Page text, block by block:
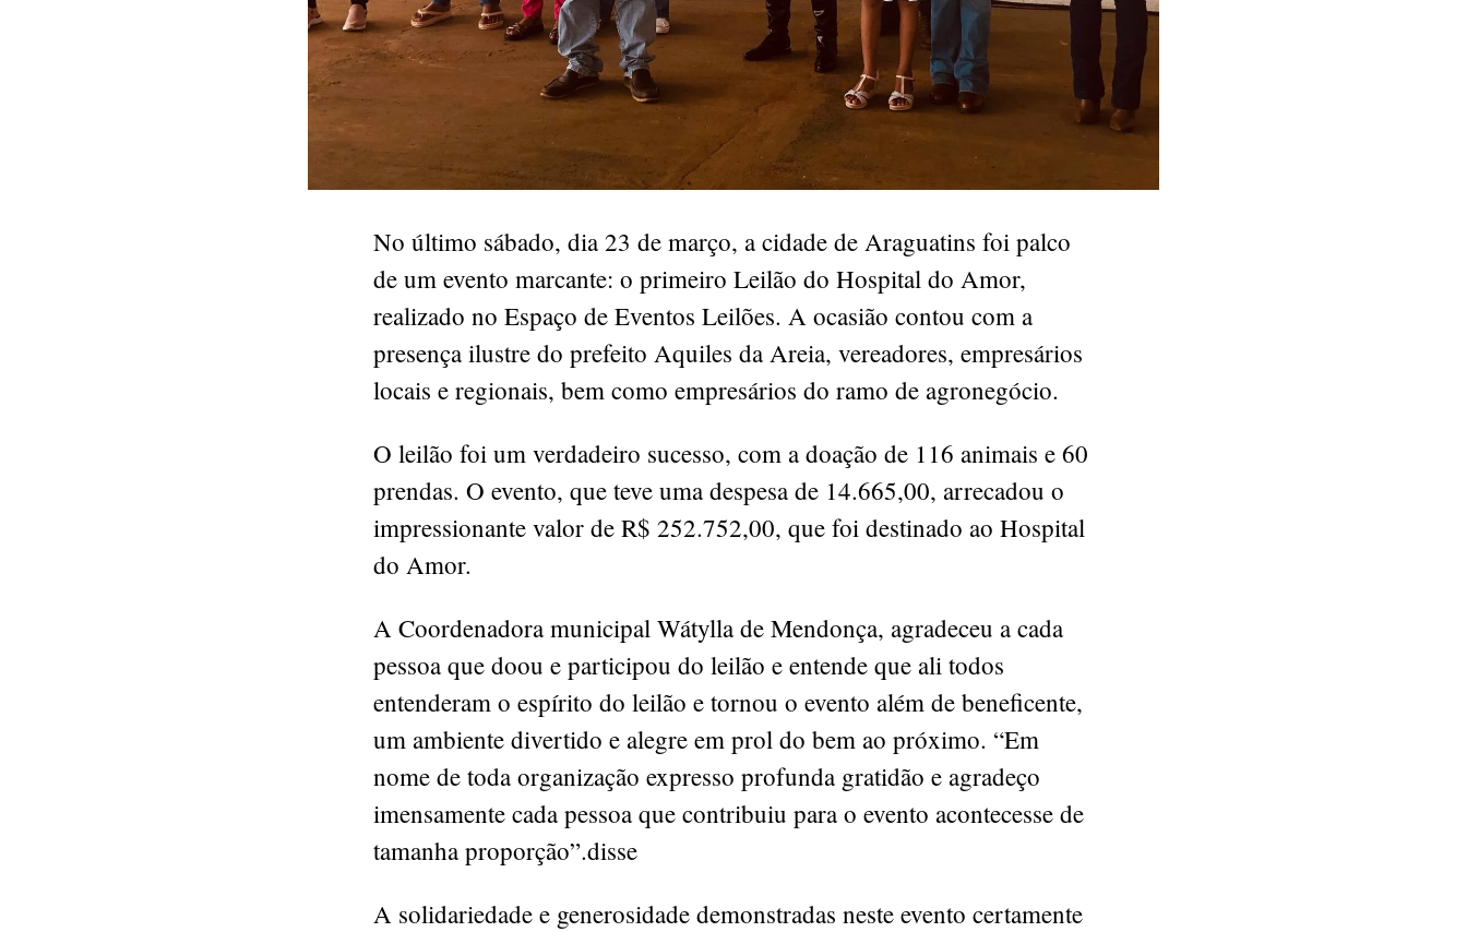
No último sábado, dia 23 de março, a cidade de Araguatins foi palco
de um evento marcante: o primeiro Leilão do Hospital do Amor,
realizado no Espaço de Eventos Leilões. A ocasião contou com a
presença ilustre do prefeito Aquiles da Areia, vereadores, empresários
locais e regionais, bem como empresários do ramo de agronegócio.
O leilão foi um verdadeiro sucesso, com a doação de 116 animais e 60
prendas. O evento, que teve uma despesa de 14.665,00, arrecadou o
impressionante valor de R$ 252.752,00, que foi destinado ao Hospital
do Amor.
A Coordenadora municipal Wátylla de Mendonça, agradeceu a cada
pessoa que doou e participou do leilão e entende que ali todos
entenderam o espírito do leilão e tornou o evento além de beneficente,
um ambiente divertido e alegre em prol do bem ao próximo. “Em
nome de toda organização expresso profunda gratidão e agradeço
imensamente cada pessoa que contribuiu para o evento acontecesse de
tamanha proporção”.disse
A solidariedade e generosidade demonstradas neste evento certamente